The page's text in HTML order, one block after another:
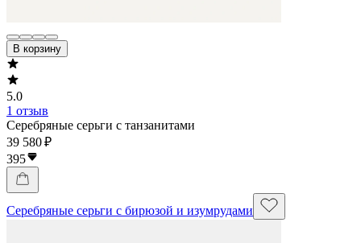
В корзину
5.0
1 отзыв
Серебряные серьги с танзанитами
39 580 ₽
395
Серебряные серьги с бирюзой и изумрудами